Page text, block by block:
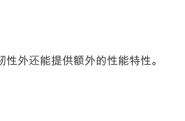
性外还能提供额外的性能特性。